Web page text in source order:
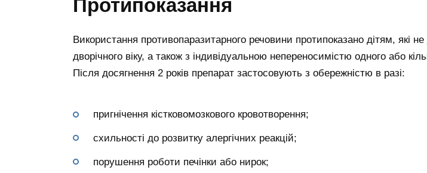
Протипоказання
Використання противопаразитарного речовини протипоказано дітям, які
дворічного віку, а також з індивідуальною непереносимістю одного або
Після досягнення 2 років препарат застосовують з обережністю в разі:
пригнічення кістковомозкового кровотворення;
схильності до розвитку алергічних реакцій;
порушення роботи печінки або нирок;